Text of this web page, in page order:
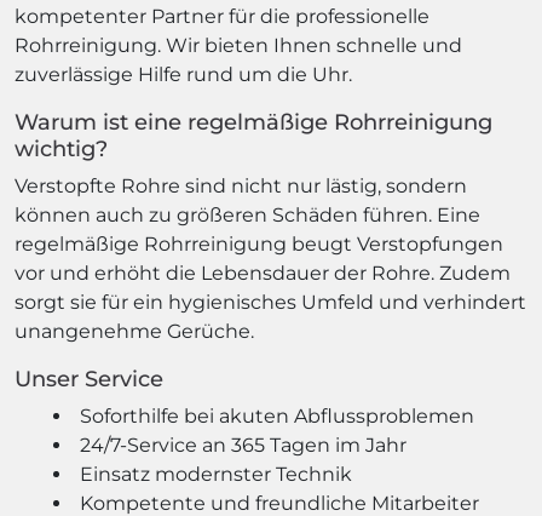
kompetenter Partner für die professionelle
Rohrreinigung. Wir bieten Ihnen schnelle und
zuverlässige Hilfe rund um die Uhr.
Warum ist eine regelmäßige Rohrreinigung
wichtig?
Verstopfte Rohre sind nicht nur lästig, sondern
können auch zu größeren Schäden führen. Eine
regelmäßige Rohrreinigung beugt Verstopfungen
vor und erhöht die Lebensdauer der Rohre. Zudem
sorgt sie für ein hygienisches Umfeld und verhindert
unangenehme Gerüche.
Unser Service
Soforthilfe bei akuten Abflussproblemen
24/7-Service an 365 Tagen im Jahr
Einsatz modernster Technik
Kompetente und freundliche Mitarbeiter